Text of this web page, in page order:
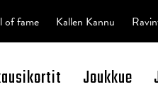
Joukkue
of fame Kallen Kannu